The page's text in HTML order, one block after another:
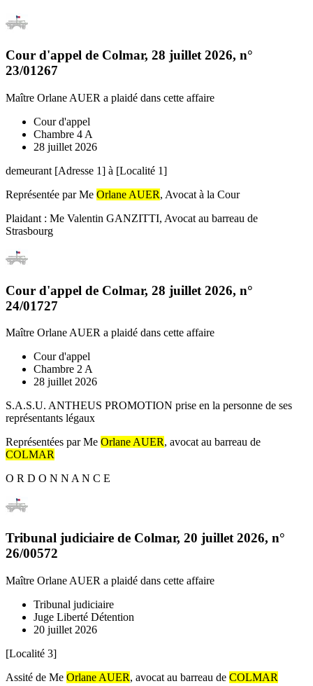
Cour d'appel de Colmar, 28 juillet 2026, n°
23/01267
Maître Orlane AUER a plaidé dans cette affaire
Cour d'appel
Chambre 4 A
28 juillet 2026
demeurant [Adresse 1] à [Localité 1]
Représentée par Me Orlane AUER, Avocat à la Cour
Plaidant : Me Valentin GANZITTI, Avocat au barreau de
Strasbourg
Cour d'appel de Colmar, 28 juillet 2026, n°
24/01727
Maître Orlane AUER a plaidé dans cette affaire
Cour d'appel
Chambre 2 A
28 juillet 2026
S.A.S.U. ANTHEUS PROMOTION prise en la personne de ses
représentants légaux
Représentées par Me Orlane AUER, avocat au barreau de
COLMAR
O R D O N N A N C E
Tribunal judiciaire de Colmar, 20 juillet 2026, n°
26/00572
Maître Orlane AUER a plaidé dans cette affaire
Tribunal judiciaire
Juge Liberté Détention
20 juillet 2026
[Localité 3]
Assité de Me Orlane AUER, avocat au barreau de COLMAR